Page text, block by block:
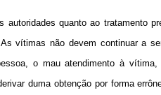
autoridades quanto ao tratamento
vítimas não devem continuar a
o mau atendimento à
duma obtenção por forma